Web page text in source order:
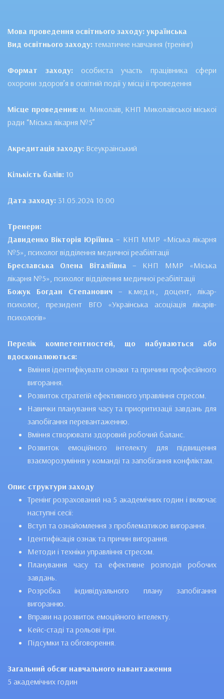
Мова проведення освітнього заходу: українська
Вид освітнього заходу: тематичне навчання (тренінг)
Формат заходу: особиста участь працівника сфери
охорони здоров’я в освітній події у місці її проведення
Місце проведення: м. Миколаїв, КНП Миколаївської міської
ради “Міська лікарня №5”
Акредитація заходу: Всеукраїнський
Кількість балів: 10
Дата заходу: 31.05.2024 10:00
Тренери:
Давиденко Вікторія Юріївна – КНП ММР «Міська лікарня
№5», психолог відділення медичної реабілітації
Бреславська Олена Віталіївна – КНП ММР «Міська
лікарня №5», психолог відділення медичної реабілітації
Божук Богдан Степанович – к.мед.н., доцент, лікар-
психолог, президент ВГО «Українська асоціація лікарів-
психологів»
Перелік компетентностей, що набуваються або
вдосконалюються:
Вміння ідентифікувати ознаки та причини професійного
вигорання.
Розвиток стратегій ефективного управління стресом.
Навички планування часу та приоритизації завдань для
запобігання перевантаженню.
Вміння створювати здоровий робочий баланс.
Розвиток емоційного інтелекту для підвищення
взаєморозуміння у команді та запобігання конфліктам.
Опис структури заходу
Тренінг розрахований на 5 академічних годин і включає
наступні сесії:
Вступ та ознайомлення з проблематикою вигорання.
Ідентифікація ознак та причин вигорання.
Методи і техніки управління стресом.
Планування часу та ефективне розподіл робочих
завдань.
Розробка індивідуального плану запобігання
вигоранню.
Вправи на розвиток емоційного інтелекту.
Кейс-стаді та рольові ігри.
Підсумки та обговорення.
Загальний обсяг навчального навантаження
5 академічних годин